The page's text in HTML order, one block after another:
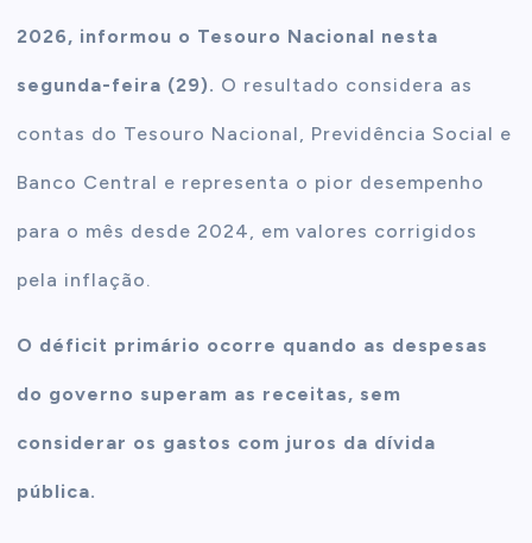
2026, informou o Tesouro Nacional nesta
segunda-feira (29). O resultado considera as
contas do Tesouro Nacional, Previdência Social e
Banco Central e representa o pior desempenho
para o mês desde 2024, em valores corrigidos
pela inflação.
O déficit primário ocorre quando as despesas
do governo superam as receitas, sem
considerar os gastos com juros da dívida
pública.